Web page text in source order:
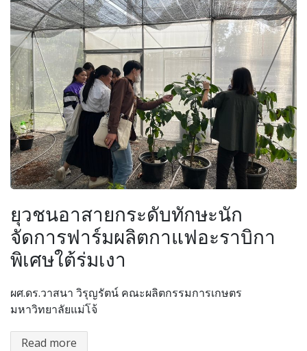
ยุวชนอาสายกระดับทักษะนัก
จัดการฟาร์มผลิตกาแฟอะราบิกา
พิเศษใต้ร่มเงา
ผศ.ดร.วาสนา วิรุญรัตน์ คณะผลิตกรรมการเกษตร
มหาวิทยาลัยแม่โจ้
Read more